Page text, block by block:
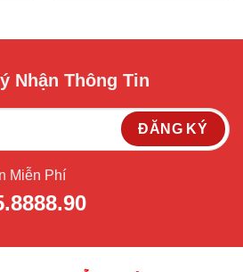
Nhận Thông Tin
Miễn Phí